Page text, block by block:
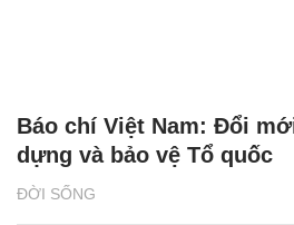
ĐỜI SỐNG
Báo chí Việt Nam: Đổi
dựng và bảo vệ Tổ quốc